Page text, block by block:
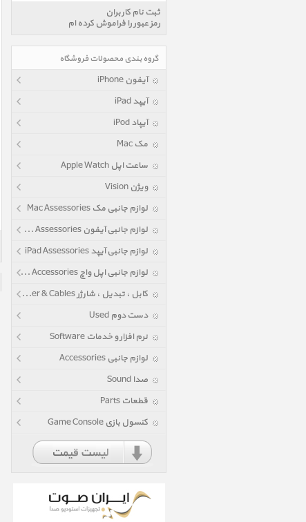
ثبت نام کاربران
رمز عبور را فراموش کرده ام
گروه بندی محصولات فروشگاه
آیفون iPhone
آیپد iPad
آیپاد iPod
مک Mac
ساعت اپل Apple Watch
ویژن Vision
لوازم جانبی مک Mac Assessories
لوازم جانبی آیفون iPhone Assessories
لوازم جانبی آیپد iPad Assessories
لوازم جانبی اپل واچ Apple Watch Accessories
کابل ، تبدیل ، شارژر Power & Cables
دست دوم Used
نرم افزار و خدمات Software
لوازم جانبی Accessories
صدا Sound
قطعات Parts
کنسول بازی Game Console